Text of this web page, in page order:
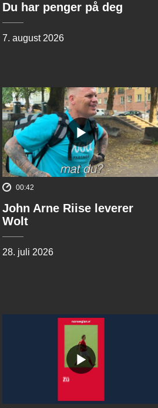
Du har penger på deg
7. august 2026
00:42
John Arne Riise leverer
Wolt
28. juli 2026